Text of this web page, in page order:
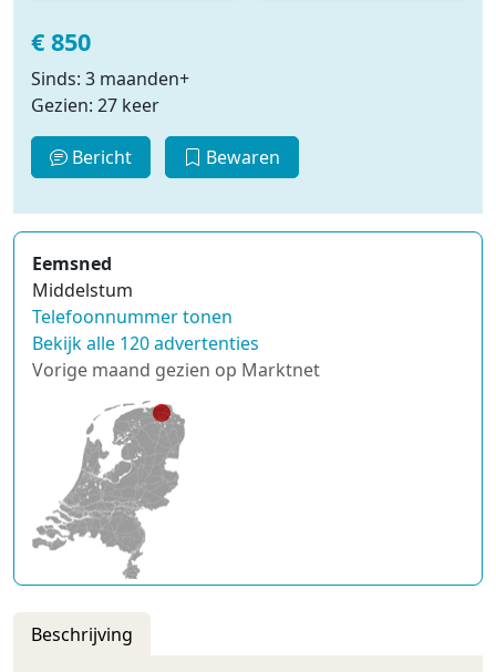
€ 850
Sinds: 3 maanden+
Gezien: 27 keer
Bericht Bewaren
Eemsned
Middelstum
Telefoonnummer tonen
Bekijk alle 120 advertenties
Vorige maand gezien op Marktnet
Beschrijving